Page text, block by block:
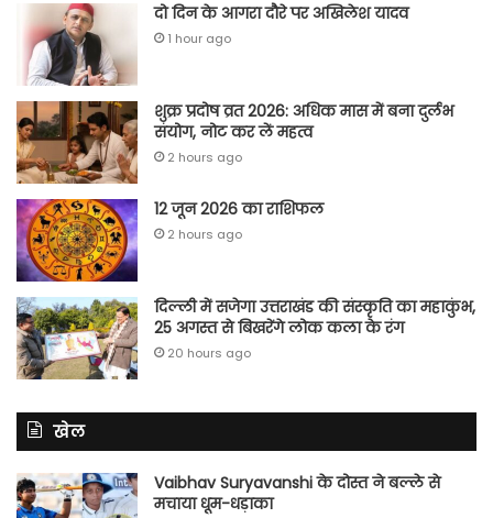
दो दिन के आगरा दौरे पर अखिलेश यादव
1 hour ago
शुक्र प्रदोष व्रत 2026: अधिक मास में बना दुर्लभ
संयोग, नोट कर लें महत्व
2 hours ago
12 जून 2026 का राशिफल
2 hours ago
दिल्ली में सजेगा उत्तराखंड की संस्कृति का महाकुंभ,
25 अगस्त से बिखरेंगे लोक कला के रंग
20 hours ago
खेल
Vaibhav Suryavanshi के दोस्त ने बल्ले से
मचाया धूम-धड़ाका